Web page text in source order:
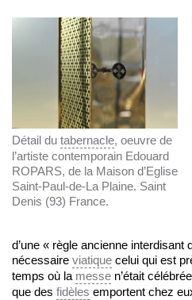
Détail du tabernacle, oeuvre de
l’artiste contemporain Edouard
ROPARS, de la Maison d’Eglise
Saint-Paul-de-La Plaine. Saint
Denis (93) France.
d’une « règle ancienne interdisant
nécessaire viatique celui qui est
temps où la messe n’était
que des fidèles emportent chez